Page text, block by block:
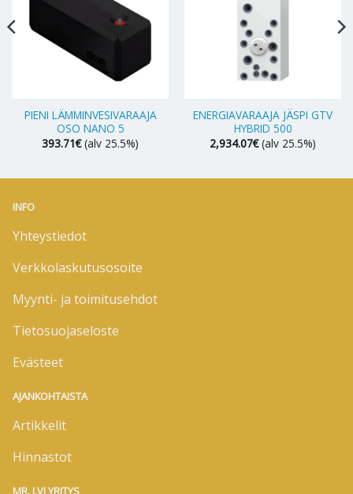
PIENI LÄMMINVESIVARAAJA
OSO NANO 5
393.71€ (alv 25.5%)
ENERGIAVARAAJA JÄSPI GTV
HYBRID 500
2,934.07€ (alv 25.5%)
INFO
Yhteystiedot
Verkkolaskutusosoite
Myynti- ja toimitusehdot
Tietosuojaseloste
Evästeet
AJANKOHTAISTA
Artikkelit
Hinnastot
MR. LVI YRITYS